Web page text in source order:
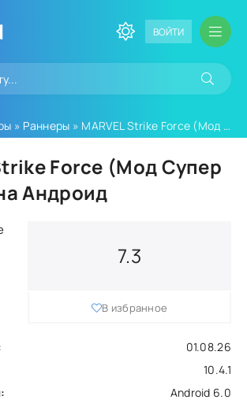
ВОЙТИ
» Раннеры » MARVEL Strike Force (Мод Супер Навыки)
Force (Мод Супер
Андроид
01.08.26
10.4.1
Android 6.0
7.3
В избранное